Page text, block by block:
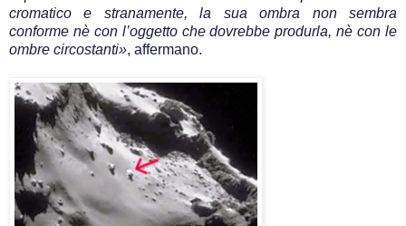
cromatico e stranamente, la sua ombra non sembra
conforme nè con l’oggetto che dovrebbe produrla, nè con le
ombre circostanti», affermano.